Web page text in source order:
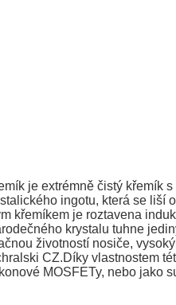
je extrémně čistý křemík
ingotu, která se
křemíkem je roztavena
krystalu tuhne
životností nosiče,
CZ.Díky vlastnostem
MOSFETy, nebo